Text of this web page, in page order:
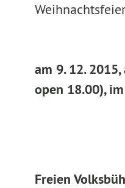
am 9. 12.
open 18.00),
Freien